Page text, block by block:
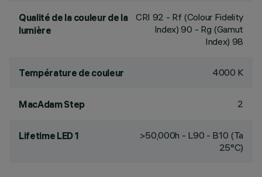
Qualité de la couleur de la
lumière
CRI 92 - Rf (Colour Fidelity
Index) 90 - Rg (Gamut
Index) 98
Température de couleur 4000 K
MacAdam Step 2
Lifetime LED 1
>50,000h - L90 - B10 (Ta
25°C)